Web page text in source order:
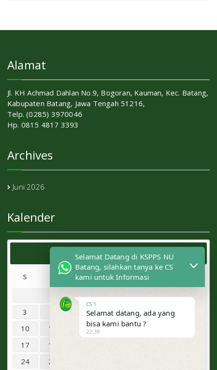
Alamat
Jl. KH Achmad Dahlan No.9, Bogoran, Kauman, Kec. Batang,
Kabupaten Batang, Jawa Tengah 51216,
Telp. (0285) 3970046
Hp. 0815 4817 3393
Archives
Juni 2026
Kalender
Agustus 2026
S R K J
1
2
3
6 7 8
10
11 13 14
17
18
24
25
Selamat Datang di KSPPS NU
Batang, silahkan tanya ke CS
kami untuk Informasi
CS 1
Selamat datang, ada yang
bisa kami bantu ?
22:39